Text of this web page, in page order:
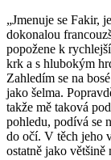
„Jmenuje se Fakir,
dokonalou
popožene k
krk a s hlubokým
Zahledím se na
jako šelma.
takže mě taková
pohledu, podívá se
do očí. V těch jeho
ostatně jako